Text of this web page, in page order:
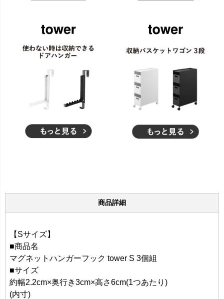
商品詳細
【Sサイズ】
■商品名
マグネットハンガーフック tower S 3個組
■サイズ
約幅2.2cm×奥行き3cm×高さ6cm(1つあたり)
(内寸)